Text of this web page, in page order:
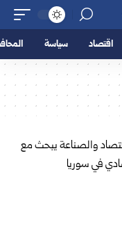
اقتصاد سياسة